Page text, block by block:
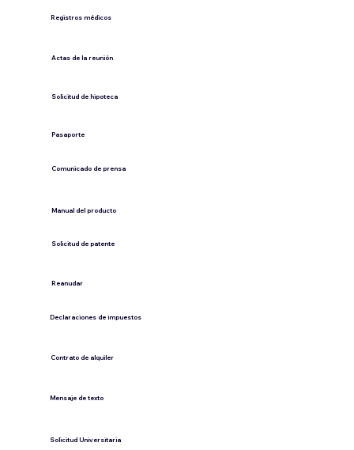
Registros médicos
Actas de la reunión
Solicitud de hipoteca
Pasaporte
Comunicado de prensa
​Manual del producto
​Solicitud de patente
Contrato de alquiler
​Reanudar
Declaraciones de impuestos
​Mensaje de texto
​Solicitud Universitaria